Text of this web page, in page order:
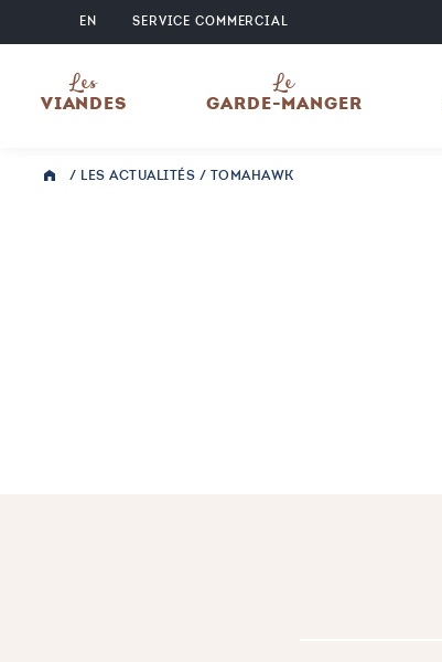
EN SERVICE COMMERCIAL
Le
GARDE-MANGER
Les
VIANDES
/ LES ACTUALITÉS / TOMAHAWK